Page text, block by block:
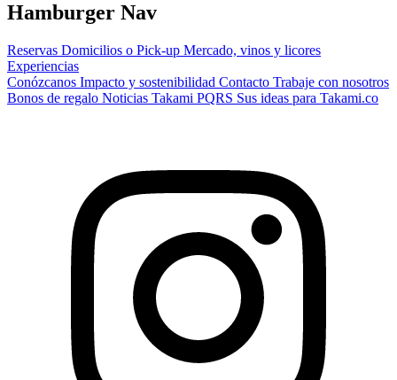
Hamburger Nav
Reservas Domicilios o Pick-up Mercado, vinos y licores
Experiencias
Conózcanos Impacto y sostenibilidad Contacto Trabaje con nosotros
Bonos de regalo Noticias Takami PQRS Sus ideas para Takami.co